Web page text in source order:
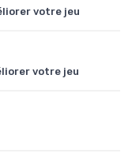
votre jeu
votre jeu